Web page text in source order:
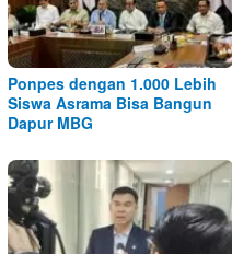
Ponpes dengan 1.000 Lebih
Siswa Asrama Bisa Bangun
Dapur MBG